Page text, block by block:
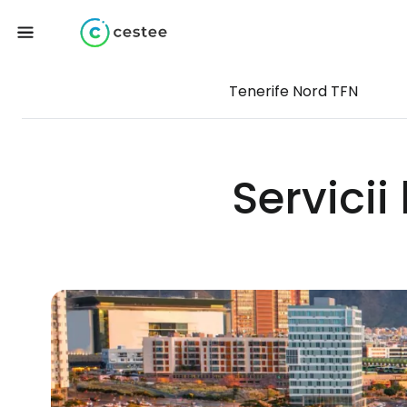
Tenerife Nord TFN
Servicii